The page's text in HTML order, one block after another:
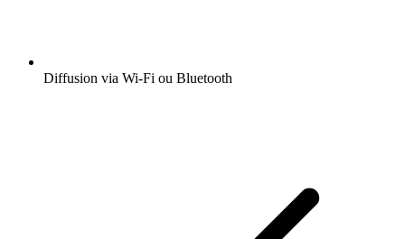
Diffusion via Wi-Fi ou Bluetooth